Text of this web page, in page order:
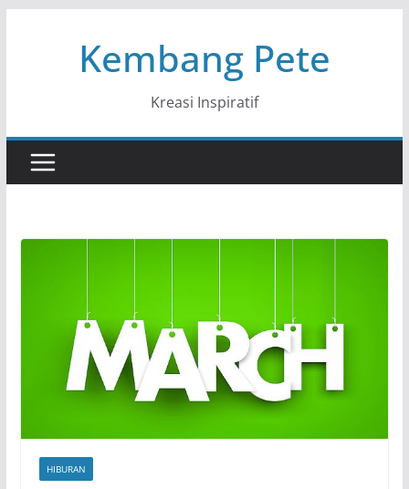
Kembang Pete
Kreasi Inspiratif
HIBURAN